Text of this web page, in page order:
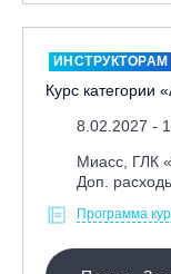
ИНСТРУКТОРАМ
Курс категории
8.02.2027 -
Миасс, ГЛК
Доп.
Программа